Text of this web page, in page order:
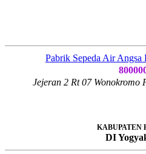
Pabrik Sepeda Air Angsa
Jejeran 2 Rt 07 Wonokromo
KABUPATEN
DI